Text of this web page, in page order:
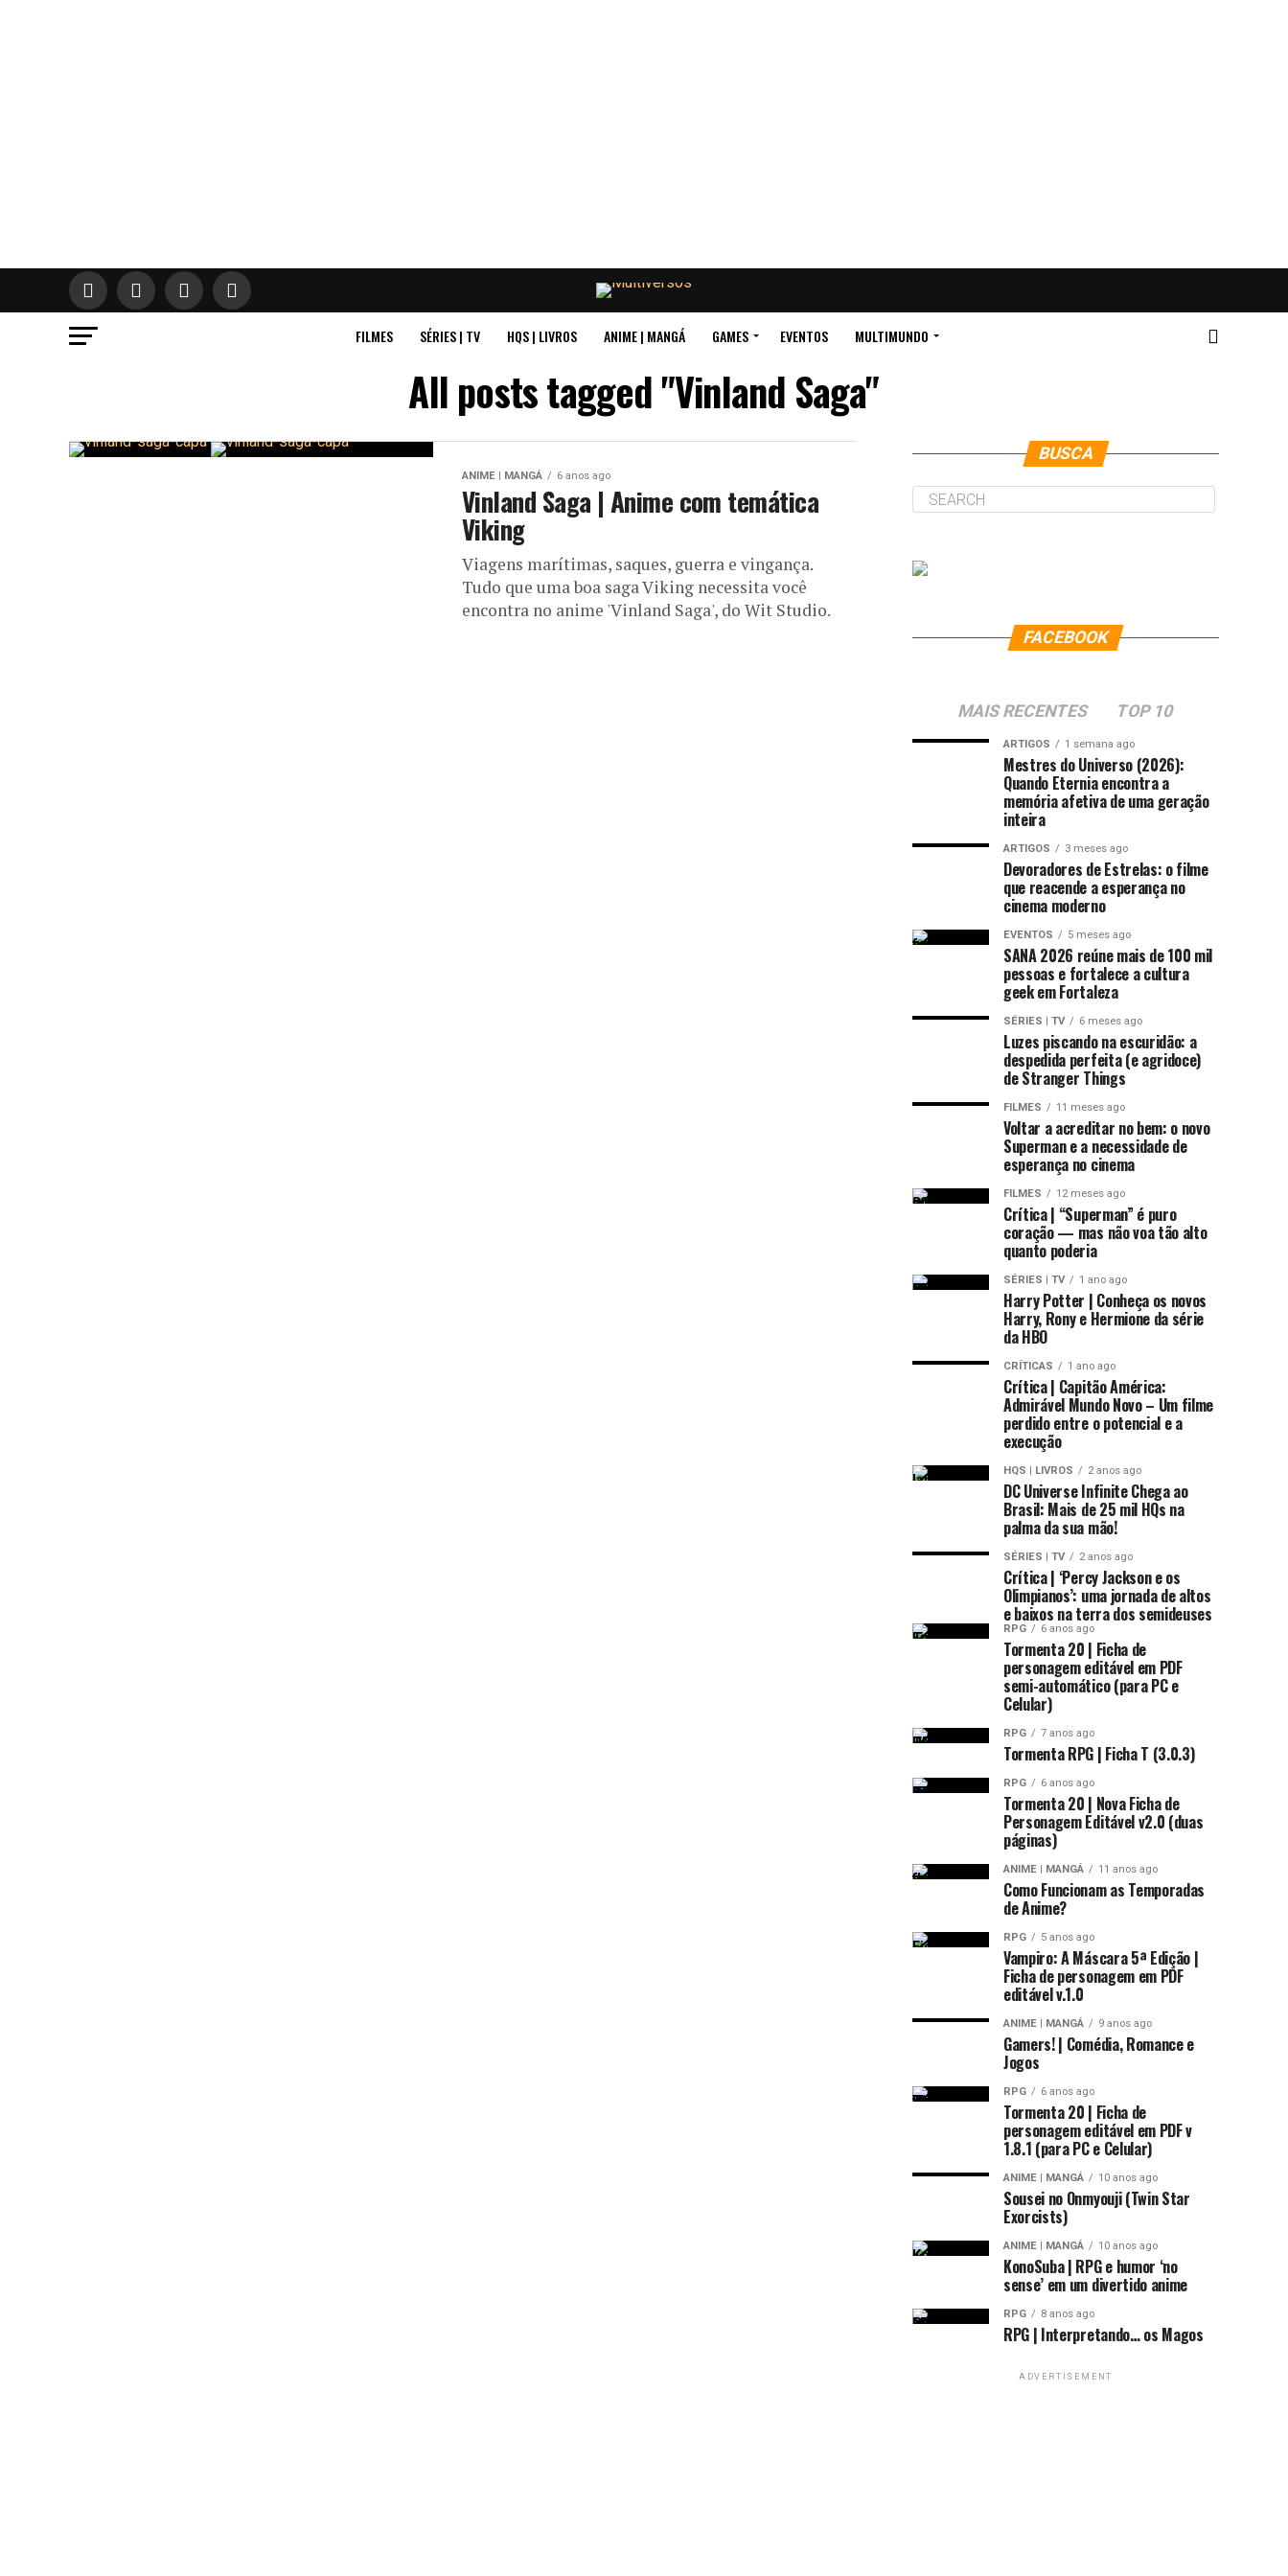
FILMES SÉRIES | TV HQS | LIVROS ANIME | MANGÁ GAMES EVENTOS MULTIMUNDO
All posts tagged "Vinland Saga"
ANIME | MANGÁ 6 anos ago
Vinland Saga | Anime com temática
Viking
Viagens marítimas, saques, guerra e vingança.
Tudo que uma boa saga Viking necessita você
encontra no anime 'Vinland Saga', do Wit Studio.
BUSCA
FACEBOOK
MAIS RECENTES TOP 10
ARTIGOS 1 semana ago
Mestres do Universo (2026):
Quando Eternia encontra a
memória afetiva de uma geração
inteira
ARTIGOS 3 meses ago
Devoradores de Estrelas: o filme
que reacende a esperança no
cinema moderno
EVENTOS 5 meses ago
SANA 2026 reúne mais de 100 mil
pessoas e fortalece a cultura
geek em Fortaleza
SÉRIES | TV 6 meses ago
Luzes piscando na escuridão: a
despedida perfeita (e agridoce)
de Stranger Things
FILMES 11 meses ago
Voltar a acreditar no bem: o novo
Superman e a necessidade de
esperança no cinema
FILMES 12 meses ago
Crítica | “Superman” é puro
coração — mas não voa tão alto
quanto poderia
SÉRIES | TV 1 ano ago
Harry Potter | Conheça os novos
Harry, Rony e Hermione da série
da HBO
CRÍTICAS 1 ano ago
Crítica | Capitão América:
Admirável Mundo Novo – Um filme
perdido entre o potencial e a
execução
HQS | LIVROS 2 anos ago
DC Universe Infinite Chega ao
Brasil: Mais de 25 mil HQs na
palma da sua mão!
SÉRIES | TV 2 anos ago
Crítica | ‘Percy Jackson e os
Olimpianos’: uma jornada de altos
e baixos na terra dos semideuses
RPG 6 anos ago
Tormenta 20 | Ficha de
personagem editável em PDF
semi-automático (para PC e
Celular)
RPG 7 anos ago
Tormenta RPG | Ficha T (3.0.3)
RPG 6 anos ago
Tormenta 20 | Nova Ficha de
Personagem Editável v2.0 (duas
páginas)
ANIME | MANGÁ 11 anos ago
Como Funcionam as Temporadas
de Anime?
RPG 5 anos ago
Vampiro: A Máscara 5ª Edição |
Ficha de personagem em PDF
editável v.1.0
ANIME | MANGÁ 9 anos ago
Gamers! | Comédia, Romance e
Jogos
RPG 6 anos ago
Tormenta 20 | Ficha de
personagem editável em PDF v
1.8.1 (para PC e Celular)
ANIME | MANGÁ 10 anos ago
Sousei no Onmyouji (Twin Star
Exorcists)
ANIME | MANGÁ 10 anos ago
KonoSuba | RPG e humor ‘no
sense’ em um divertido anime
RPG 8 anos ago
RPG | Interpretando… os Magos
ADVERTISEMENT